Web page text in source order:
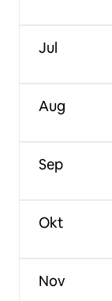
Jul
Aug
Sep
Okt
Nov